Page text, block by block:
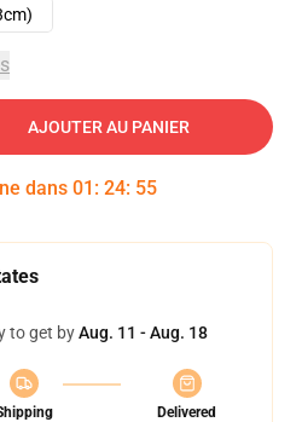
AJOUTER AU PANIER
dans 01 : 24: 54
to get byAug. 11 - Aug. 18
Delivered